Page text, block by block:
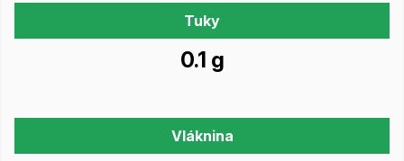
Tuky
0.1 g
Vláknina